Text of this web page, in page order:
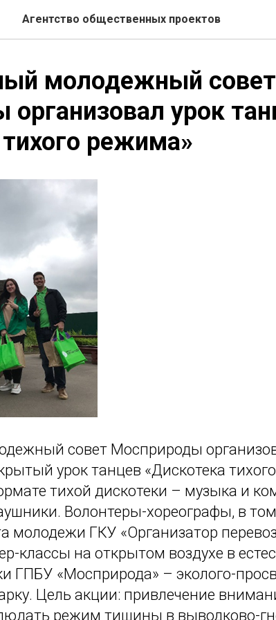
Агентство общественных проектов
молодежный совет
урок
режима»
совет Мосприроды
урок танцев «Дискотека
тихой дискотеки – музыка и
Волонтеры-хореографы, в
молодежи ГКУ «Организатор
классы на открытом воздухе в
ГПБУ «Мосприрода» – эколого-
Цель акции: привлечение
режим тишины в выводково-